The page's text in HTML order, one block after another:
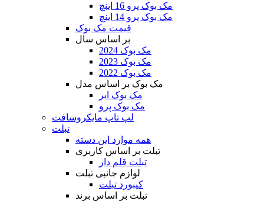
مک بوک پرو 16 اینچ
مک بوک پرو 14 اینچ
قیمت مک بوک
بر اساس سال
مک بوک 2024
مک بوک 2023
مک بوک 2022
مک بوک بر اساس مدل
مک بوک ایر
مک بوک پرو
لپ تاپ مایکروسافت
تبلت
همه موارد این دسته
تبلت بر اساس کاربری
تبلت قلم دار
لوازم جانبی تبلت
کیبورد تبلت
تبلت بر اساس برند